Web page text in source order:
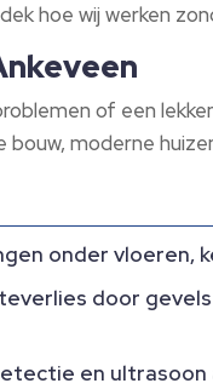
hoe wij werken
of een
moderne
onder
door
en